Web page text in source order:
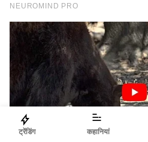
ट्रेंडिंग कहानियां